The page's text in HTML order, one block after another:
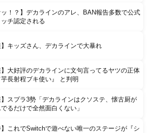
ッ！？】デカラインのアレ、BAN報告多数で公式
チ認定される
】キッズさん、デカラインで大暴れ
】大好評のデカラインに文句言ってるヤツの正体
芋長射程ブキ使い』 と判明
】スプラ3勢「デカラインはクソステ、懐古厨が
るだけで全然面白くない」
】これでSwitchで遊べない唯一のステージが『シ